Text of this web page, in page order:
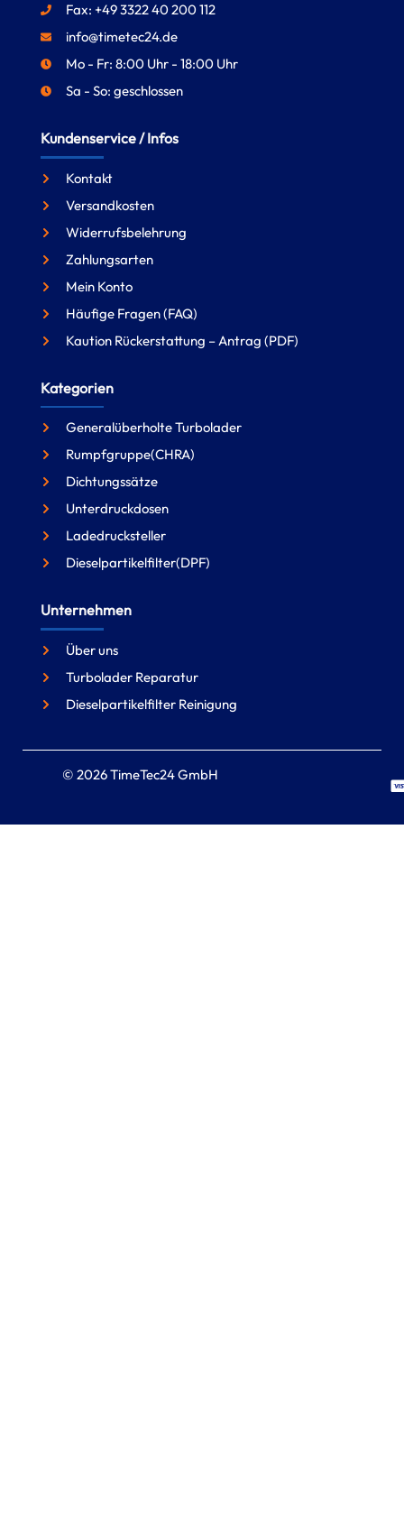
Fax: +49 3322 40 200 112
info@timetec24.de
Mo - Fr: 8:00 Uhr - 18:00 Uhr
Sa - So: geschlossen
Kundenservice / Infos
Kontakt
Versandkosten
Widerrufsbelehrung
Zahlungsarten
Mein Konto
Häufige Fragen (FAQ)
Kaution Rückerstattung – Antrag (PDF)
Kategorien
Generalüberholte Turbolader
Rumpfgruppe(CHRA)
Dichtungssätze
Unterdruckdosen
Ladedrucksteller
Dieselpartikelfilter(DPF)
Unternehmen
Über uns
Turbolader Reparatur
Dieselpartikelfilter Reinigung
© 2026 TimeTec24 GmbH